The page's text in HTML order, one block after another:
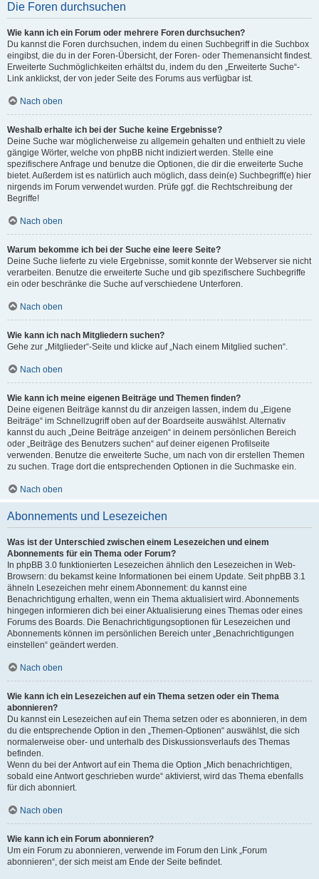
Die Foren durchsuchen
Wie kann ich ein Forum oder mehrere Foren durchsuchen?
Du kannst die Foren durchsuchen, indem du einen Suchbegriff in die Suchbox
eingibst, die du in der Foren-Übersicht, der Foren- oder Themenansicht findest.
Erweiterte Suchmöglichkeiten erhältst du, indem du den „Erweiterte Suche“-
Link anklickst, der von jeder Seite des Forums aus verfügbar ist.
Nach oben
Weshalb erhalte ich bei der Suche keine Ergebnisse?
Deine Suche war möglicherweise zu allgemein gehalten und enthielt zu viele
gängige Wörter, welche von phpBB nicht indiziert werden. Stelle eine
spezifischere Anfrage und benutze die Optionen, die dir die erweiterte Suche
bietet. Außerdem ist es natürlich auch möglich, dass dein(e) Suchbegriff(e) hier
nirgends im Forum verwendet wurden. Prüfe ggf. die Rechtschreibung der
Begriffe!
Nach oben
Warum bekomme ich bei der Suche eine leere Seite?
Deine Suche lieferte zu viele Ergebnisse, somit konnte der Webserver sie nicht
verarbeiten. Benutze die erweiterte Suche und gib spezifischere Suchbegriffe
ein oder beschränke die Suche auf verschiedene Unterforen.
Nach oben
Wie kann ich nach Mitgliedern suchen?
Gehe zur „Mitglieder“-Seite und klicke auf „Nach einem Mitglied suchen“.
Nach oben
Wie kann ich meine eigenen Beiträge und Themen finden?
Deine eigenen Beiträge kannst du dir anzeigen lassen, indem du „Eigene
Beiträge“ im Schnellzugriff oben auf der Boardseite auswählst. Alternativ
kannst du auch „Deine Beiträge anzeigen“ in deinem persönlichen Bereich
oder „Beiträge des Benutzers suchen“ auf deiner eigenen Profilseite
verwenden. Benutze die erweiterte Suche, um nach von dir erstellen Themen
zu suchen. Trage dort die entsprechenden Optionen in die Suchmaske ein.
Nach oben
Abonnements und Lesezeichen
Was ist der Unterschied zwischen einem Lesezeichen und einem
Abonnements für ein Thema oder Forum?
In phpBB 3.0 funktionierten Lesezeichen ähnlich den Lesezeichen in Web-
Browsern: du bekamst keine Informationen bei einem Update. Seit phpBB 3.1
ähneln Lesezeichen mehr einem Abonnement: du kannst eine
Benachrichtigung erhalten, wenn ein Thema aktualisiert wird. Abonnements
hingegen informieren dich bei einer Aktualisierung eines Themas oder eines
Forums des Boards. Die Benachrichtigungsoptionen für Lesezeichen und
Abonnements können im persönlichen Bereich unter „Benachrichtigungen
einstellen“ geändert werden.
Nach oben
Wie kann ich ein Lesezeichen auf ein Thema setzen oder ein Thema
abonnieren?
Du kannst ein Lesezeichen auf ein Thema setzen oder es abonnieren, in dem
du die entsprechende Option in den „Themen-Optionen“ auswählst, die sich
normalerweise ober- und unterhalb des Diskussionsverlaufs des Themas
befinden.
Wenn du bei der Antwort auf ein Thema die Option „Mich benachrichtigen,
sobald eine Antwort geschrieben wurde“ aktivierst, wird das Thema ebenfalls
für dich abonniert.
Nach oben
Wie kann ich ein Forum abonnieren?
Um ein Forum zu abonnieren, verwende im Forum den Link „Forum
abonnieren“, der sich meist am Ende der Seite befindet.